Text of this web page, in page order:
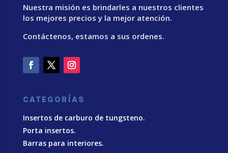
Nuestra misión es brindarles a nuestros clientes
los mejores precios y la mejor atención.
Contáctenos, estamos a sus ordenes.
CATEGORÍAS
Insertos de carburo de tungsteno.
Porta insertos.
Barras para interiores.